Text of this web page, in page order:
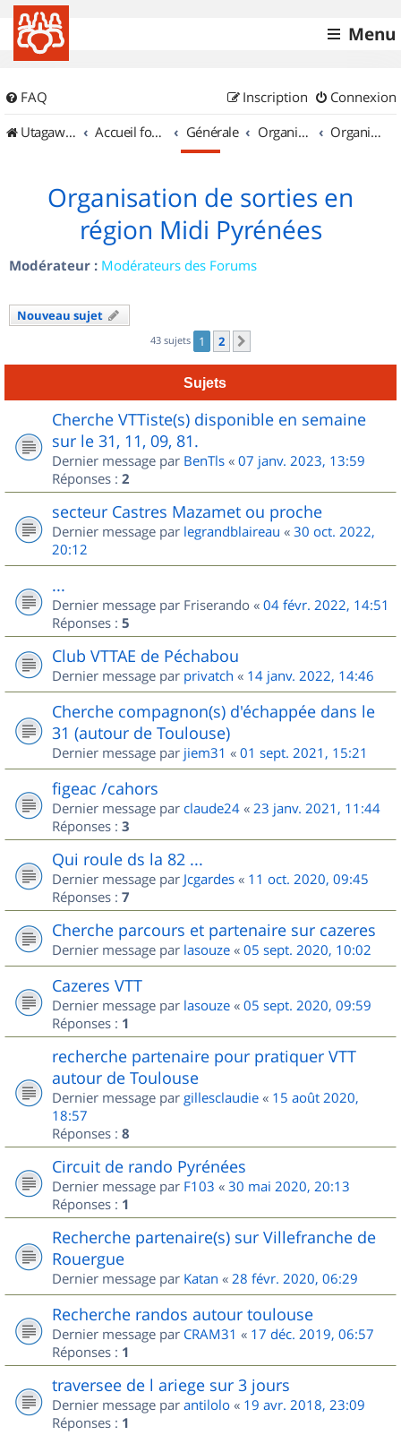
Menu
FAQ Connexion
Inscription
UtagawaVTT (Randos VTT et VTTAE avec traces GPS)
Accueil forum Générale Organisation de sorties & Recherche de partenaires Organisation de sorties en région Midi Pyrénées
Organisation de sorties en
région Midi Pyrénées
Modérateur : Modérateurs des Forums
Nouveau sujet
43 sujets 1 2
Sujets
Cherche VTTiste(s) disponible en semaine
sur le 31, 11, 09, 81.
Dernier message par BenTls « 07 janv. 2023, 13:59
Réponses : 2
secteur Castres Mazamet ou proche
Dernier message par legrandblaireau « 30 oct. 2022,
20:12
...
Dernier message par Friserando « 04 févr. 2022, 14:51
Réponses : 5
Club VTTAE de Péchabou
Dernier message par privatch « 14 janv. 2022, 14:46
Cherche compagnon(s) d'échappée dans le
31 (autour de Toulouse)
Dernier message par jiem31 « 01 sept. 2021, 15:21
figeac /cahors
Dernier message par claude24 « 23 janv. 2021, 11:44
Réponses : 3
Qui roule ds la 82 ...
Dernier message par Jcgardes « 11 oct. 2020, 09:45
Réponses : 7
Cherche parcours et partenaire sur cazeres
Dernier message par lasouze « 05 sept. 2020, 10:02
Cazeres VTT
Dernier message par lasouze « 05 sept. 2020, 09:59
Réponses : 1
recherche partenaire pour pratiquer VTT
autour de Toulouse
Dernier message par gillesclaudie « 15 août 2020,
18:57
Réponses : 8
Circuit de rando Pyrénées
Dernier message par F103 « 30 mai 2020, 20:13
Réponses : 1
Recherche partenaire(s) sur Villefranche de
Rouergue
Dernier message par Katan « 28 févr. 2020, 06:29
Recherche randos autour toulouse
Dernier message par CRAM31 « 17 déc. 2019, 06:57
Réponses : 1
traversee de l ariege sur 3 jours
Dernier message par antilolo « 19 avr. 2018, 23:09
Réponses : 1